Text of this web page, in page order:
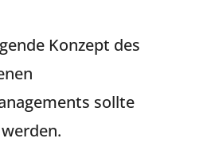
Konzept des
sollte